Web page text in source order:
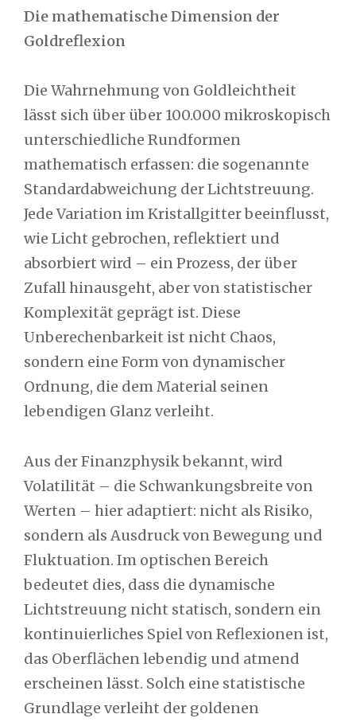
Die mathematische Dimension der
Goldreflexion
Die Wahrnehmung von Goldleichtheit
lässt sich über über 100.000 mikroskopisch
unterschiedliche Rundformen
mathematisch erfassen: die sogenannte
Standardabweichung der Lichtstreuung.
Jede Variation im Kristallgitter beeinflusst,
wie Licht gebrochen, reflektiert und
absorbiert wird – ein Prozess, der über
Zufall hinausgeht, aber von statistischer
Komplexität geprägt ist. Diese
Unberechenbarkeit ist nicht Chaos,
sondern eine Form von dynamischer
Ordnung, die dem Material seinen
lebendigen Glanz verleiht.
Aus der Finanzphysik bekannt, wird
Volatilität – die Schwankungsbreite von
Werten – hier adaptiert: nicht als Risiko,
sondern als Ausdruck von Bewegung und
Fluktuation. Im optischen Bereich
bedeutet dies, dass die dynamische
Lichtstreuung nicht statisch, sondern ein
kontinuierliches Spiel von Reflexionen ist,
das Oberflächen lebendig und atmend
erscheinen lässt. Solch eine statistische
Grundlage verleiht der goldenen